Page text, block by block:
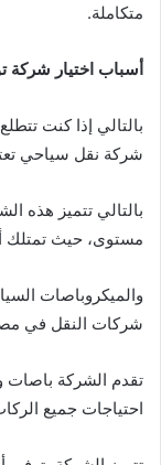
متكاملة.
أسباب اختيار
بالتالي إذا كنت
شركة نقل سياحي
بالتالي تتميز هذه
مستوى، حيث تمتلك
والميكروباصات
شركات النقل في
تقدم الشركة باصات
احتياجات جميع